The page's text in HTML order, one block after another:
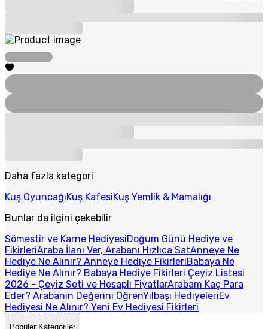
Daha fazla kategori
Kuş OyuncağıKuş KafesiKuş Yemlik & Mamalığı
Bunlar da ilgini çekebilir
Sömestir ve Karne HediyesiDoğum Günü Hediye ve
FikirleriAraba İlanı Ver, Arabanı Hızlıca SatAnneye Ne
Hediye Ne Alınır? Anneye Hediye FikirleriBabaya Ne
Hediye Ne Alınır? Babaya Hediye Fikirleri Çeyiz Listesi
2026 - Çeyiz Seti ve Hesaplı FiyatlarArabam Kaç Para
Eder? Arabanın Değerini ÖğrenYılbaşı HediyeleriEv
Hediyesi Ne Alınır? Yeni Ev Hediyesi Fikirleri
Popüler Kategoriler